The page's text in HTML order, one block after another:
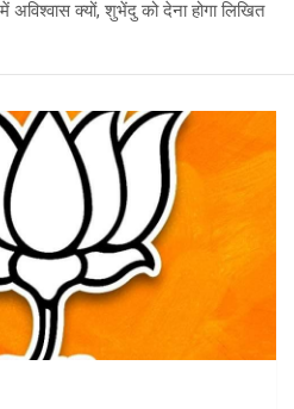
अविश्वास क्यों, शुभेंदु को देना होगा लिखित